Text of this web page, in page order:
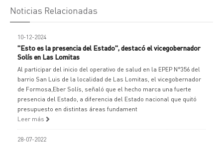
Noticias Relacionadas
10-12-2024
"Esto es la presencia del Estado", destacó el vicegobernador
Solís en Las Lomitas
Al participar del inicio del operativo de salud en la EPEP N°356 del
barrio San Luis de la localidad de Las Lomitas, el vicegobernador
de Formosa,Eber Solís, señaló que el hecho marca una fuerte
presencia del Estado, a diferencia del Estado nacional que quitó
presupuesto en distintas áreas fundament
Leer más
28-07-2022